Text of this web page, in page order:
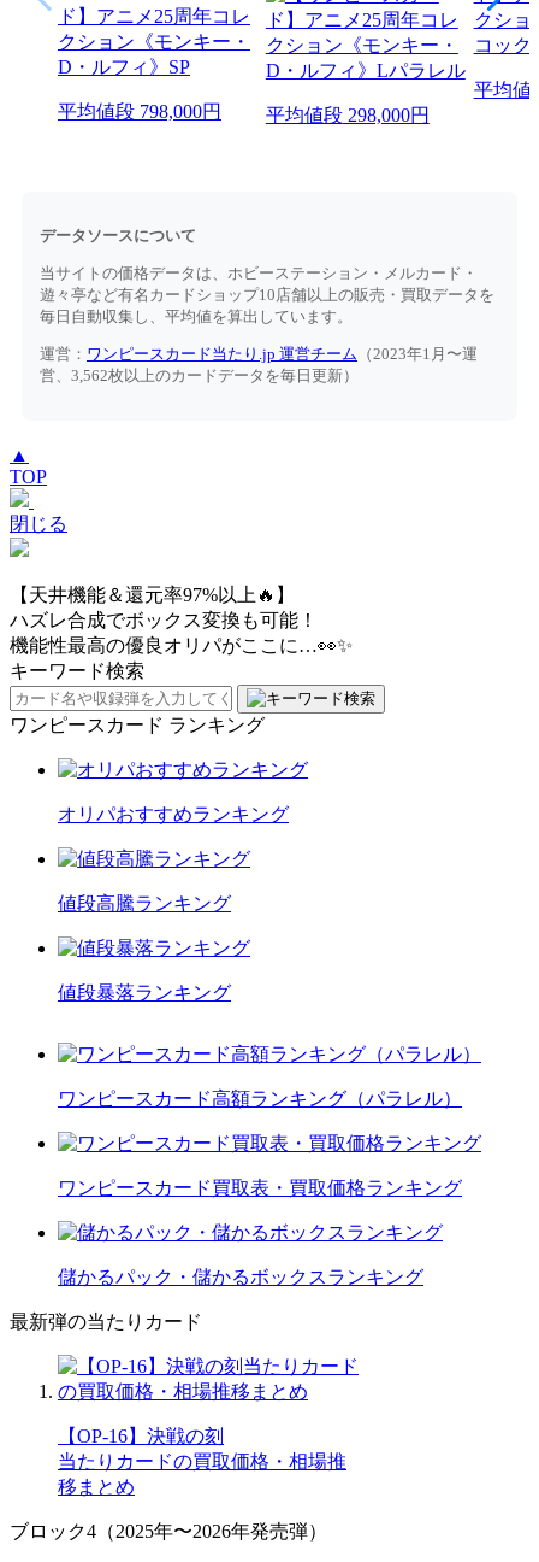
平均値段 798,000円 平均値段298,000円
平均値
データソースについて
当サイトの価格データは、ホビーステーション・メルカード・
遊々亭など有名カードショップ10店舗以上の販売・買取データを
毎日自動収集し、平均値を算出しています。
運営： ワンピースカード当たり.jp 運営チーム （2023年1月〜運
営、3,562枚以上のカードデータを毎日更新）
▲
TOP
閉じる
【天井機能＆還元率97%以上🔥】
ハズレ合成でボックス変換も可能！
機能性最高の優良オリパがここに…👀✨
キーワード検索
ワンピースカード ランキング
オリパおすすめランキング
値段高騰ランキング
値段暴落ランキング
ワンピースカード高額ランキング（パラレル）
ワンピースカード買取表・買取価格ランキング
儲かるパック・儲かるボックスランキング
最新弾の当たりカード
【OP-16】決戦の刻
当たりカードの買取価格・相場推
移まとめ
ブロック4（2025年〜2026年発売弾）